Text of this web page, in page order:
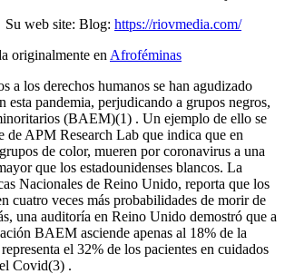
Su web site: Blog: https://riovmedia.com/
originalmente en Afroféminas
a los derechos humanos se han agudizado
esta pandemia, perjudicando a grupos negros,
(BAEM)(1) . Un ejemplo de ello se
de APM Research Lab que indica que en
de color, mueren por coronavirus a una
que los estadounidenses blancos. La
Nacionales de Reino Unido, reporta que los
cuatro veces más probabilidades de morir de
una auditoría en Reino Unido demostró que a
BAEM asciende apenas al 18% de la
el 32% de los pacientes en cuidados
Covid(3) .